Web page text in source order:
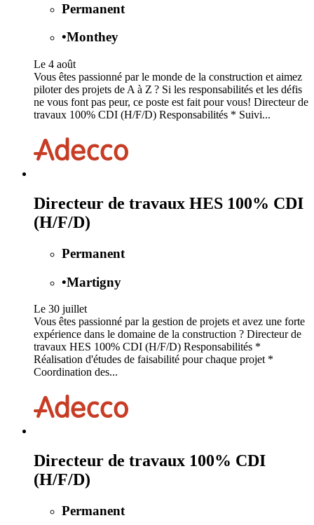
Permanent
•Monthey
Le 4 août
Vous êtes passionné par le monde de la construction et aimez
piloter des projets de A à Z ? Si les responsabilités et les défis
ne vous font pas peur, ce poste est fait pour vous! Directeur de
travaux 100% CDI (H/F/D) Responsabilités * Suivi...
Directeur de travaux HES 100% CDI
(H/F/D)
Permanent
•Martigny
Le 30 juillet
Vous êtes passionné par la gestion de projets et avez une forte
expérience dans le domaine de la construction ? Directeur de
travaux HES 100% CDI (H/F/D) Responsabilités *
Réalisation d'études de faisabilité pour chaque projet *
Coordination des...
Directeur de travaux 100% CDI
(H/F/D)
Permanent